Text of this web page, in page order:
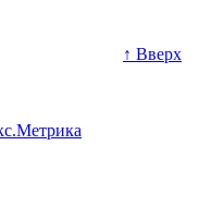
↑ Вверх